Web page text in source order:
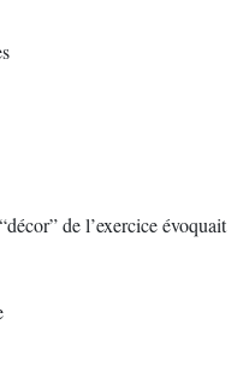
de l’exercice évoquait